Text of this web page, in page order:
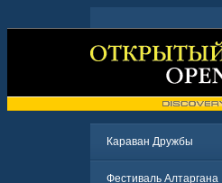
Караван Дружбы
Фестиваль Алтаргана